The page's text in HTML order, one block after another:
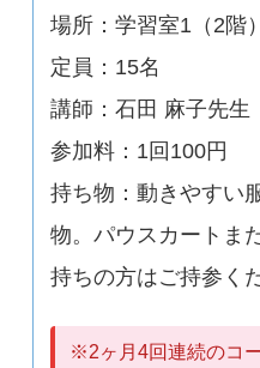
場所：学習室1（2階）
定員：15名
講師：石田 麻子先生
参加料：1回100円
持ち物：動きやすい
物。パウスカートま
持ちの方はご持参く
※2ヶ月4回連続のコ